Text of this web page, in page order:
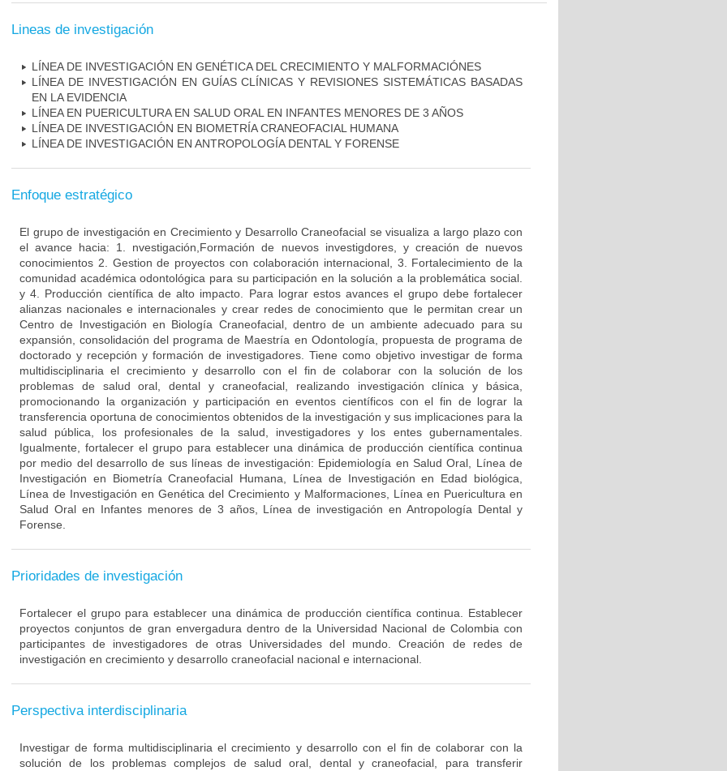
Lineas de investigación
LÍNEA DE INVESTIGACIÓN EN GENÉTICA DEL CRECIMIENTO Y MALFORMACIÓNES
LÍNEA DE INVESTIGACIÓN EN GUÍAS CLÍNICAS Y REVISIONES SISTEMÁTICAS BASADAS
EN LA EVIDENCIA
LÍNEA EN PUERICULTURA EN SALUD ORAL EN INFANTES MENORES DE 3 AÑOS
LÍNEA DE INVESTIGACIÓN EN BIOMETRÍA CRANEOFACIAL HUMANA
LÍNEA DE INVESTIGACIÓN EN ANTROPOLOGÍA DENTAL Y FORENSE
Enfoque estratégico
El grupo de investigación en Crecimiento y Desarrollo Craneofacial se visualiza a largo plazo con
el avance hacia: 1. nvestigación,Formación de nuevos investigdores, y creación de nuevos
conocimientos 2. Gestion de proyectos con colaboración internacional, 3. Fortalecimiento de la
comunidad académica odontológica para su participación en la solución a la problemática social.
y 4. Producción científica de alto impacto. Para lograr estos avances el grupo debe fortalecer
alianzas nacionales e internacionales y crear redes de conocimiento que le permitan crear un
Centro de Investigación en Biología Craneofacial, dentro de un ambiente adecuado para su
expansión, consolidación del programa de Maestría en Odontología, propuesta de programa de
doctorado y recepción y formación de investigadores. Tiene como objetivo investigar de forma
multidisciplinaria el crecimiento y desarrollo con el fin de colaborar con la solución de los
problemas de salud oral, dental y craneofacial, realizando investigación clínica y básica,
promocionando la organización y participación en eventos científicos con el fin de lograr la
transferencia oportuna de conocimientos obtenidos de la investigación y sus implicaciones para la
salud pública, los profesionales de la salud, investigadores y los entes gubernamentales.
Igualmente, fortalecer el grupo para establecer una dinámica de producción científica continua
por medio del desarrollo de sus líneas de investigación: Epidemiología en Salud Oral, Línea de
Investigación en Biometría Craneofacial Humana, Línea de Investigación en Edad biológica,
Línea de Investigación en Genética del Crecimiento y Malformaciones, Línea en Puericultura en
Salud Oral en Infantes menores de 3 años, Línea de investigación en Antropología Dental y
Forense.
Prioridades de investigación
Fortalecer el grupo para establecer una dinámica de producción científica continua. Establecer
proyectos conjuntos de gran envergadura dentro de la Universidad Nacional de Colombia con
participantes de investigadores de otras Universidades del mundo. Creación de redes de
investigación en crecimiento y desarrollo craneofacial nacional e internacional.
Perspectiva interdisciplinaria
Investigar de forma multidisciplinaria el crecimiento y desarrollo con el fin de colaborar con la
solución de los problemas complejos de salud oral, dental y craneofacial, para transferir